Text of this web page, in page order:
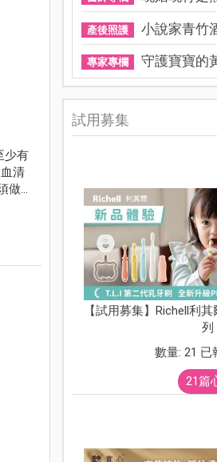
產後照護 小說家青竹
專家專欄 守護寶寶的
試用募集
【試用募集】Richell利
列
數量: 21 已
21篇